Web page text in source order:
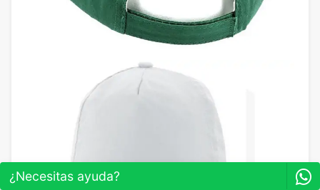
¿Necesitas ayuda?